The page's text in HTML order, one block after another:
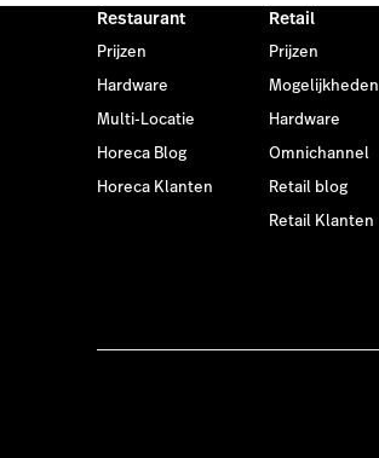
Restaurant
Prijzen
Hardware
Multi-Locatie
Horeca Blog
Horeca Klanten
Retail
Prijzen
Mogelijkheden
Hardware
Omnichannel
Retail blog
Retail Klanten